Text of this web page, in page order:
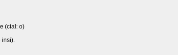
(cial: o)
insi).